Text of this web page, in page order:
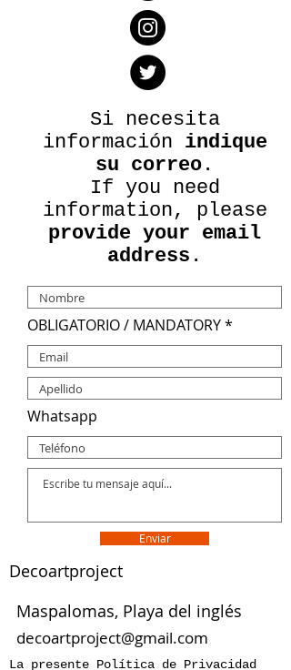
Si necesita
información indique
su correo .
If you need
information, please
provide your email
address .
OBLIGATORIO / MANDATORY
Whatsapp
Enviar
Decoartproject
Maspalomas, Playa del inglés
decoartproject@gmail.com
La presente Política de Privacidad